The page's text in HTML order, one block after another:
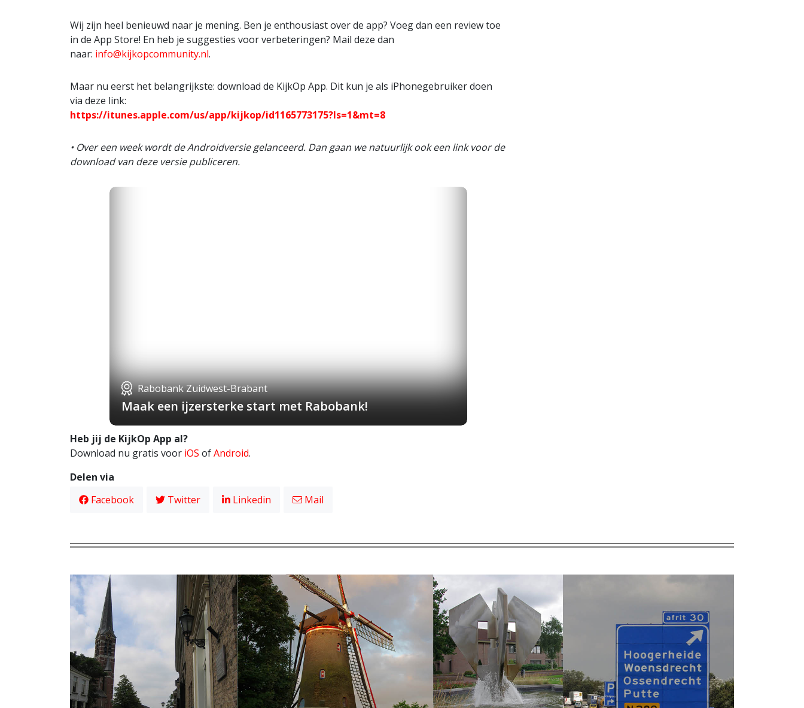
Wij zijn heel benieuwd naar je mening. Ben je enthousiast over de app? Voeg dan een review toe
in de App Store! En heb je suggesties voor verbeteringen? Mail deze dan
naar: info@kijkopcommunity.nl.
Maar nu eerst het belangrijkste: download de KijkOp App. Dit kun je als iPhonegebruiker doen
via deze link:
https://itunes.apple.com/us/app/kijkop/id1165773175?ls=1&mt=8
• Over een week wordt de Androidversie gelanceerd. Dan gaan we natuurlijk ook een link voor de
download van deze versie publiceren.
Rabobank Zuidwest-Brabant
Maak een ijzersterke start met Rabobank!
Heb jij de KijkOp App al?
Download nu gratis voor iOS ofAndroid.
Delen via
Facebook
Twitter Linkedin Mail